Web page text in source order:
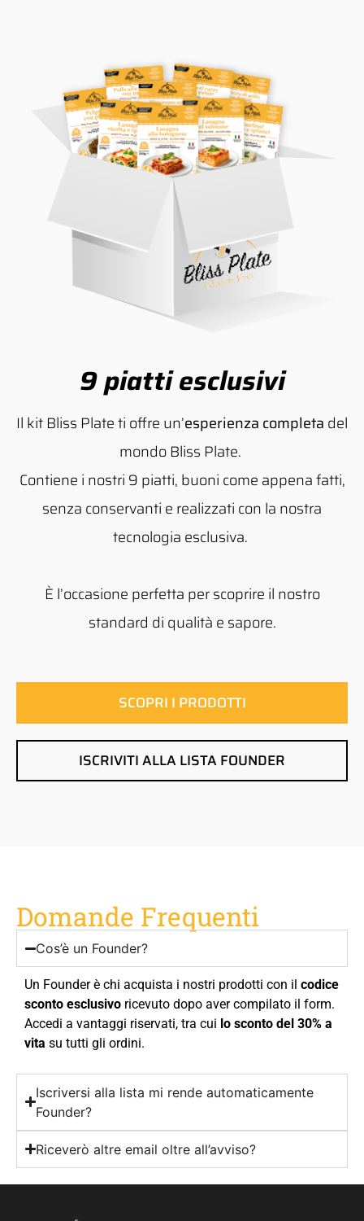
9 piatti esclusivi
Il kit Bliss Plate ti offre un’esperienza completa del
mondo Bliss Plate.
Contiene i nostri 9 piatti, buoni come appena fatti,
senza conservanti e realizzati con la nostra
tecnologia esclusiva.
È l’occasione perfetta per scoprire il nostro
standard di qualità e sapore.
SCOPRI I PRODOTTI
ISCRIVITI ALLA LISTA FOUNDER
Domande Frequenti
Cos’è un Founder?
Un Founder è chi acquista i nostri prodotti con il codice
sconto esclusivo ricevuto dopo aver compilato il form.
Accedi a vantaggi riservati, tra cui lo sconto del 30% a
vita su tutti gli ordini.
Iscriversi alla lista mi rende automaticamente
Founder?
Riceverò altre email oltre all’avviso?